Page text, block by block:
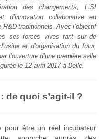
des changements, LISI
d’innovation collaborative en
traditionnels. Avec l’objectif
ses forces vives tant sur de
et d’organisation du futur,
l’ouverture d’une première salle
le 12 avril 2017 à Delle.
de quoi s’agit-il ?
pour être un réel incubateur
approche auprès des